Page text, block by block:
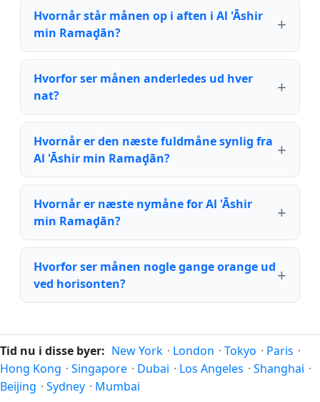
Hvornår står månen op i aften i Al 'Āshir
min Ramaḑān?
Hvorfor ser månen anderledes ud hver
nat?
Hvornår er den næste fuldmåne synlig fra
Al 'Āshir min Ramaḑān?
Hvornår er næste nymåne for Al 'Āshir
min Ramaḑān?
Hvorfor ser månen nogle gange orange ud
ved horisonten?
Tid nu i disse byer: New York · London · Tokyo · Paris ·
Hong Kong · Singapore · Dubai · Los Angeles · Shanghai ·
Beijing · Sydney · Mumbai